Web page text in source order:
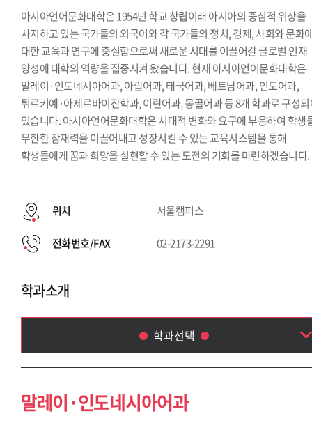
아시아언어문화대학은 1954년 학교 창립이래 아시아의 중심적 위상을
차지하고 있는 국가들의 외국어와 각 국가들의 정치, 경제, 사회와 문화
대한 교육과 연구에 충실함으로써 새로운 시대를 이끌어갈 글로벌 인재
양성에 대학의 역량을 집중시켜 왔습니다. 현재 아시아언어문화대학은
말레이·인도네시아어과, 아랍어과, 태국어과, 베트남어과, 인도어과,
튀르키예·아제르바이잔학과, 이란어과, 몽골어과 등 8개 학과로 구성
있습니다. 아시아언어문화대학은 시대적 변화와 요구에 부응하여 학생
무한한 잠재력을 이끌어내고 성장시킬 수 있는 교육시스템을 통해
학생들에게 꿈과 희망을 실현할 수 있는 도전의 기회를 마련하겠습니다.
위치 서울캠퍼스
전화번호/FAX 02-2173-2291
학과소개
학과선택
말레이·인도네시아어과
태국학과
말레이·인도네시아어과